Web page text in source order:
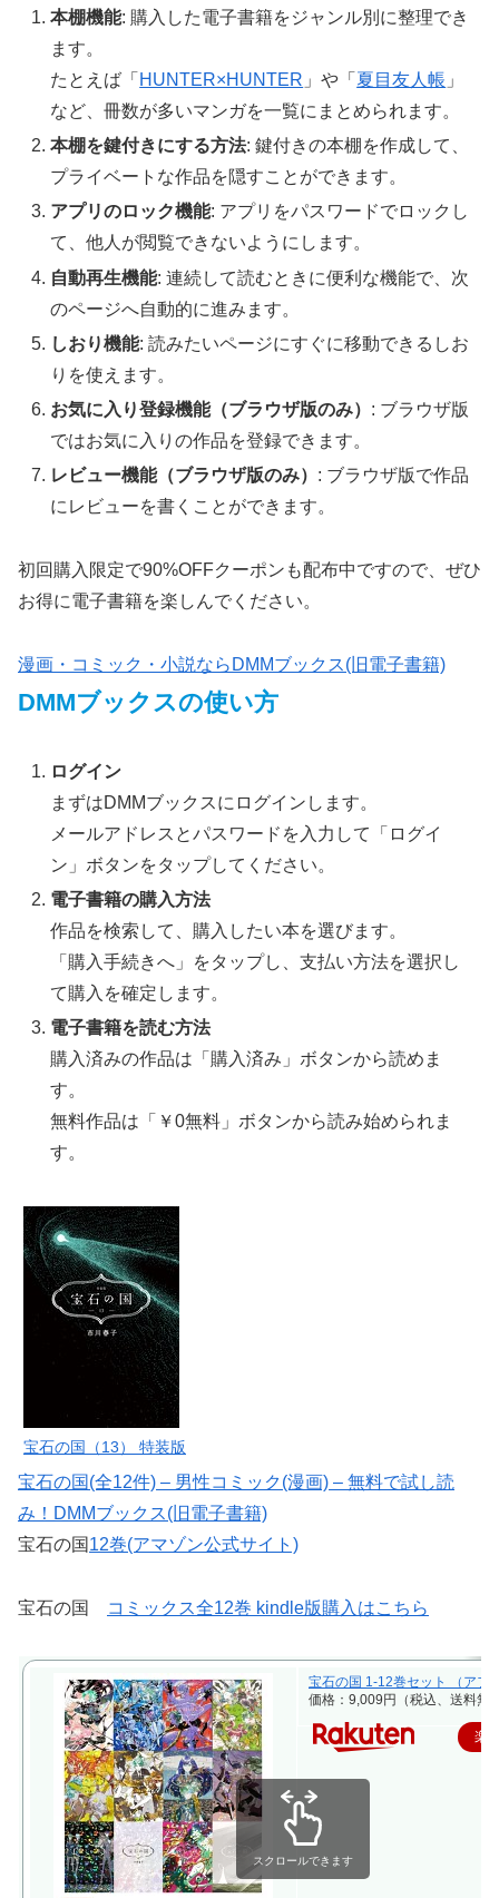
本棚機能: 購入した電子書籍をジャンル別に整理でき
ます。
たとえば「 HUNTER×HUNTER 」や「 夏目友人帳 」
など、冊数が多いマンガを一覧にまとめられます。
本棚を鍵付きにする方法: 鍵付きの本棚を作成して、
プライベートな作品を隠すことができます。
アプリのロック機能: アプリをパスワードでロックし
て、他人が閲覧できないようにします。
自動再生機能: 連続して読むときに便利な機能で、次
のページへ自動的に進みます。
しおり機能: 読みたいページにすぐに移動できるしお
りを使えます。
お気に入り登録機能（ブラウザ版のみ） : ブラウザ版
ではお気に入りの作品を登録できます。
レビュー機能（ブラウザ版のみ） : ブラウザ版で作品
にレビューを書くことができます。
初回購入限定で90%OFFクーポンも配布中ですので、ぜひ
お得に電子書籍を楽しんでください。
漫画・コミック・小説ならDMMブックス(旧電子書籍)
DMMブックスの使い方
ログイン
まずはDMMブックスにログインします。
メールアドレスとパスワードを入力して「ログイ
ン」ボタンをタップしてください。
電子書籍の購入方法
作品を検索して、購入したい本を選びます。
「購入手続きへ」をタップし、支払い方法を選択し
て購入を確定します。
電子書籍を読む方法
購入済みの作品は「購入済み」ボタンから読めま
す。
無料作品は「￥0無料」ボタンから読み始められま
す。
宝石の国（13） 特装版
宝石の国(全12件) – 男性コミック(漫画) – 無料で試し読
み！DMMブックス(旧電子書籍)
宝石の国 12巻(アマゾン公式サイト)
宝石の国 コミックス全12巻 kindle版購入はこちら
宝石の国 1-12巻セット （アフ
価格：9,009円（税込、送料無
楽
スクロールできます